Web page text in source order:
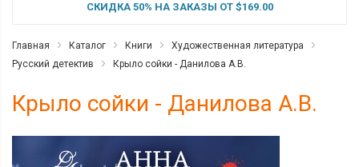
СКИДКА 50% НА ЗАКАЗЫ ОТ $169.00
Главная Каталог Книги
Художественная литература
Русский детектив
Крыло сойки - Данилова А.В.
Крыло сойки - Данилова А.В.